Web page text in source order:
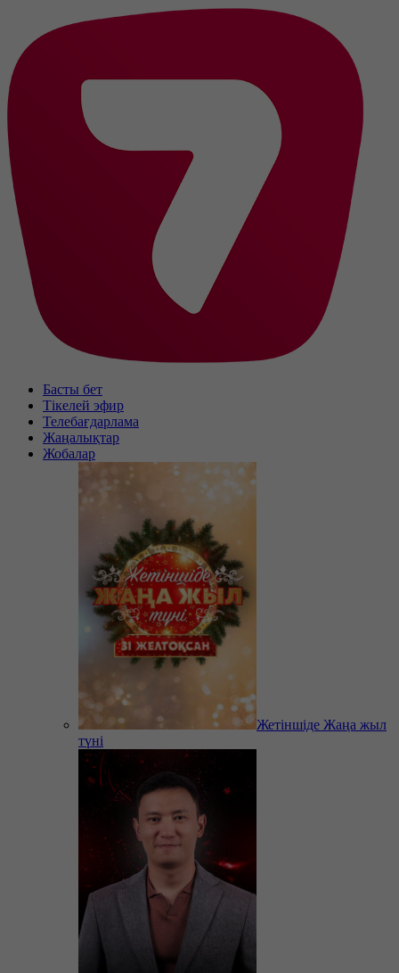
Басты бет
Тікелей эфир
Телебағдарлама
Жаңалықтар
Жобалар
Жетіншіде Жаңа жыл
түні